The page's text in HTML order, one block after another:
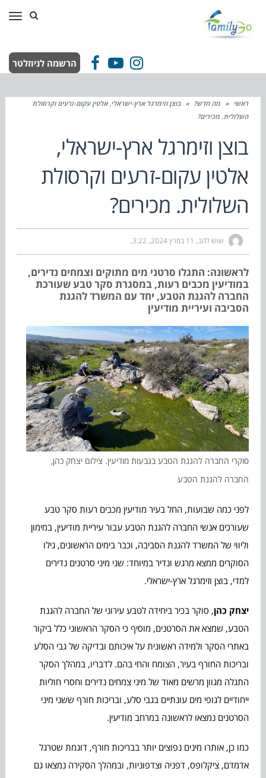
Facebook
YouTube
Instagram הרשמה לניוזלטר
ראשי » מה חדש? » בוצן וזימרגל ארץ-ישראלי, אלטין עקום-זרעים וקרסולת
השלולית. מכירים?
בוצן וזימרגל ארץ-ישראלי,
אלטין עקום-זרעים וקרסולת
השלולית. מכירים?
שוש להב 11 במרץ 2024 3:22
לראשונה: התגלו סרטני מים מתוקים וצמחים נדירים,
במודיעין מכבים רעות, במסגרת סקר טבע שעורכת
החברה להגנת הטבע, יחד עם המשרד להגנת
הסביבה ועיריית מודיעין
סוקרי החברה להגנת הטבע בגבעות מודיעין. צילום יצחק כהן,
החברה להגנת הטבע
לפני כמה שבועות, החל בעיר מודיעין מכבים רעות סקר טבע
שעורכים אנשי החברה להגנת הטבע עבור עיריית מודיעין, במימון
וליווי של המשרד להגנת הסביבה, וכבר בימים הראשונים, גילו
הסוקרים ממצא מרגש ונדיר במיוחד: שני מיני סרטנים נדירים
למדי, בוצן וזימרגל ארץ-ישראלי.
יצחק כהן, סוקר בכיר ביחידה לטבע עירוני של החברה להגנת
הטבע, שמצא את הסרטנים, מוסיף כי הסקר הראשוני כלל ביקור
באתרי הסקר ולמידה ראשונית על איכותם ובדיקה של גבי הסלע
ובריכות החורף בעיר, הצומח והחי בהם. לדבריו, במהלך הסקר
התגלה מגוון מרשים מאוד של מיני צמחים נדירים וחסרי חוליות
ייחודיים לגופי מים עונתיים בגבי סלע, ובריכות חורף ששני מיני
הסרטנים נמצאו לראשונה במרחב מודיעין.
כמו כן, אותרו מינים נפוצים יותר בבריכות חורף, דוגמת שטרגל
אדמדם, ציקלופס, דפניה וצדפוניות, ובמהלך הסקירה נמצאו גם